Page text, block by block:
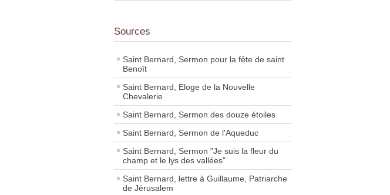
Sources
Saint Bernard, Sermon pour la fête de saint
Benoît
Saint Bernard, Eloge de la Nouvelle
Chevalerie
Saint Bernard, Sermon des douze étoiles
Saint Bernard, Sermon de l'Aqueduc
Saint Bernard, Sermon "Je suis la fleur du
champ et le lys des vallées"
Saint Bernard, lettre à Guillaume, Patriarche
de Jérusalem